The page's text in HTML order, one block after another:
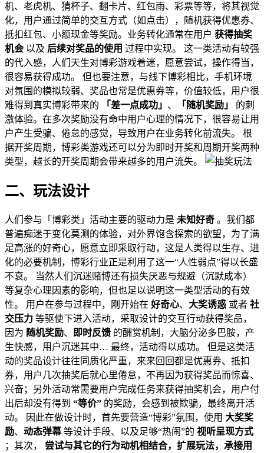
机、老虎机、猜杯子、翻卡片、红包雨、彩票等等，将其视觉
化，用户通过简单的交互方式（如点击），随机获得优惠券、
抵扣红包、小额现金等奖励。业务转化通常在用户 获得抽奖
机会 以及 后续对奖品的使用 过程中实现。 这一类活动有较强
的代入感，人们天生对博彩游戏着迷，愿意尝试，操作得当，
很容易获得成功。 但也要注意，与线下博彩相比，手机环境
对氛围的模拟较弱、奖品也常是优惠券等，价值较低，用户很
难得到真实博彩带来的
「差一点成功」 、 「随机奖励」
的刺
激体验。在多次奖励没有命中用户心理的情况下，很容易让用
户产生受骗、倦怠的感觉，导致用户在业务转化前流失。 根
据开奖周期，博彩类游戏还可以分为即时开奖和周期开奖两种
类型，越长的开奖周期会带来越多的用户流失。
二、玩法设计
人们参与「博彩类」活动主要的驱动力是 未知好奇 。我们都
普遍痴迷于变化莫测的体验，对外界饱含探索的欲望，为了满
足高涨的好奇心，愿意立即采取行动，这是人类得以生存、进
化的必要机制，博彩行业正是利用了这一“人性弱点”得以长盛
不衰。 当然人们沉迷赌博还有损失厌恶与规避（沉默成本）
等复杂心理因素的影响，但也足以说明这一类型活动的有效
性。 用户在参与过程中，刚开始在 好奇心、 大奖诱惑 或者 社
交压力 等驱使下进入活动，采取设计的交互行动获得奖品，
因为 随机奖励、 即时反馈 的酬赏机制，大脑分泌多巴胺，产
生快感，用户沉迷其中… 最终，活动得以成功。 但是这类活
动的奖品设计往往同质化严重，来来回回都是优惠券、抵扣
券，用户几次抽奖后就心里倦怠，不再因为获得奖品而惊喜、
兴奋；另外活动常需要用户完成任务来获得抽奖机会，用户付
出后却没有得到 “等价” 的奖励，会感到被欺骗，最终离开活
动。 因此在做设计时，首先要营造“博彩”氛围，使用 大奖奖
励、 动态弹幕等设计手段、以及足够“热闹”的 视听呈现方式
；其次， 尝试与其它的行为动机相结合，扩展玩法，承接用